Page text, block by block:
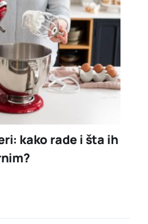
kako rade i šta ih